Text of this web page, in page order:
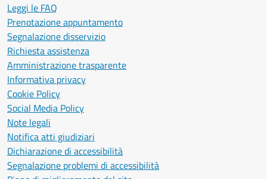
Leggi le FAQ
Prenotazione appuntamento
Segnalazione disservizio
Richiesta assistenza
Amministrazione trasparente
Informativa privacy
Cookie Policy
Social Media Policy
Note legali
Notifica atti giudiziari
Dichiarazione di accessibilità
Segnalazione problemi di accessibilità